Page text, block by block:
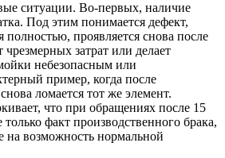
ситуации. Во-первых, наличие
Под этим понимается дефект,
полностью, проявляется снова после
затрат или делает
небезопасным или
пример, когда после
ломается тот же элемент.
что при обращениях после 15
факт производственного брака,
на возможность нормальной